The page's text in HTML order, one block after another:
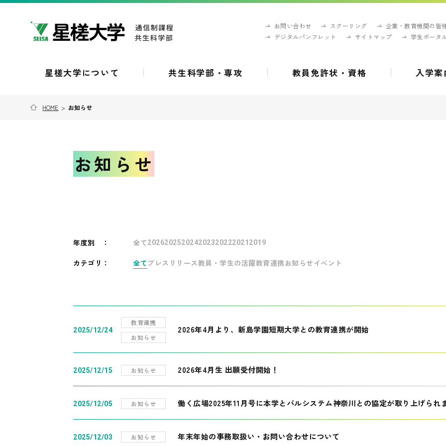
お問い合わせ スクーリング
企業・教育機関の皆
デジタルパンフレット
サイトマップ 学生ポータ
星槎大学について 共生科学部・専攻 教員免許状・資格 入学案
HOME > お知らせ
お知らせ
年度別 ： 全て202620252024202320222021 2019
カテゴリ： 全て プレスリリース教員・学生の活躍教育連携お知らせ イベント
2025/12/24
教育連携
お知らせ
2026年4月より、新島学園短期大学との教育連携が開始
2025/12/15 お知らせ 2026年4月生 出願受付開始！
2025/12/05 お知らせ 働く広場2025年11月号に本学とパルシステム神奈川との協定が取り上げられ
2025/12/03 お知らせ 年末年始の事務取扱い・お問い合わせについて